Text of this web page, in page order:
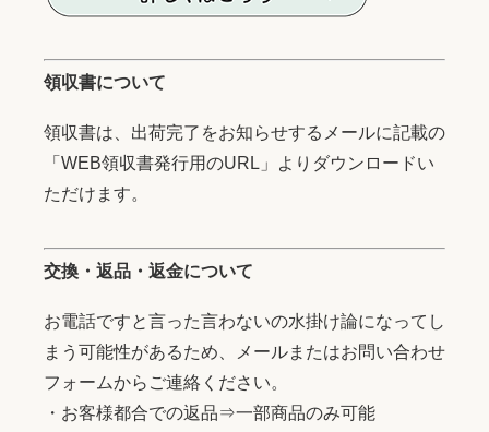
領収書について
領収書は、出荷完了をお知らせするメールに記載の
「WEB領収書発行用のURL」よりダウンロードい
ただけます。
交換・返品・返金について
お電話ですと言った言わないの水掛け論になってし
まう可能性があるため、メールまたはお問い合わせ
フォームからご連絡ください。
・お客様都合での返品⇒一部商品のみ可能